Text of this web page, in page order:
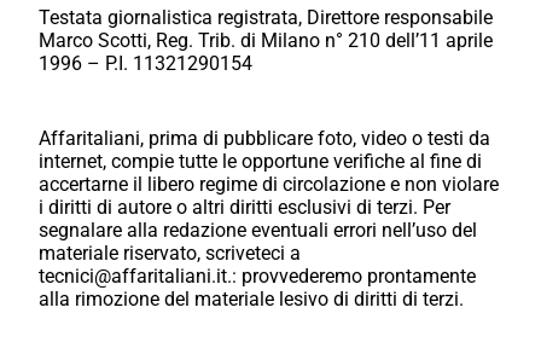
Testata giornalistica registrata, Direttore responsabile
Marco Scotti, Reg. Trib. di Milano n° 210 dell’11 aprile
1996 – P.I. 11321290154
Affaritaliani, prima di pubblicare foto, video o testi da
internet, compie tutte le opportune verifiche al fine di
accertarne il libero regime di circolazione e non violare
i diritti di autore o altri diritti esclusivi di terzi. Per
segnalare alla redazione eventuali errori nell’uso del
materiale riservato, scriveteci a
tecnici@affaritaliani.it.: provvederemo prontamente
alla rimozione del materiale lesivo di diritti di terzi.